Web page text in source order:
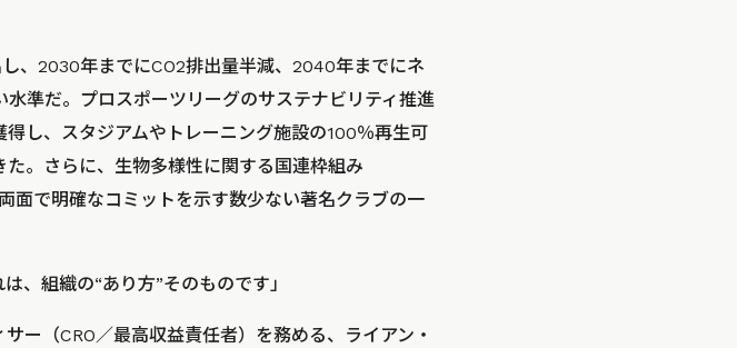
、2030年までにCO2排出量半減、2040年までにネ
準だ。プロスポーツリーグのサステナビリティ推進
し、スタジアムやトレーニング施設の100％再生可
。さらに、生物多様性に関する国連枠組み
面で明確なコミットを示す数少ない著名クラブの一
、組織の“あり方”そのものです」
ー（CRO／最高収益責任者）を務める、ライアン・